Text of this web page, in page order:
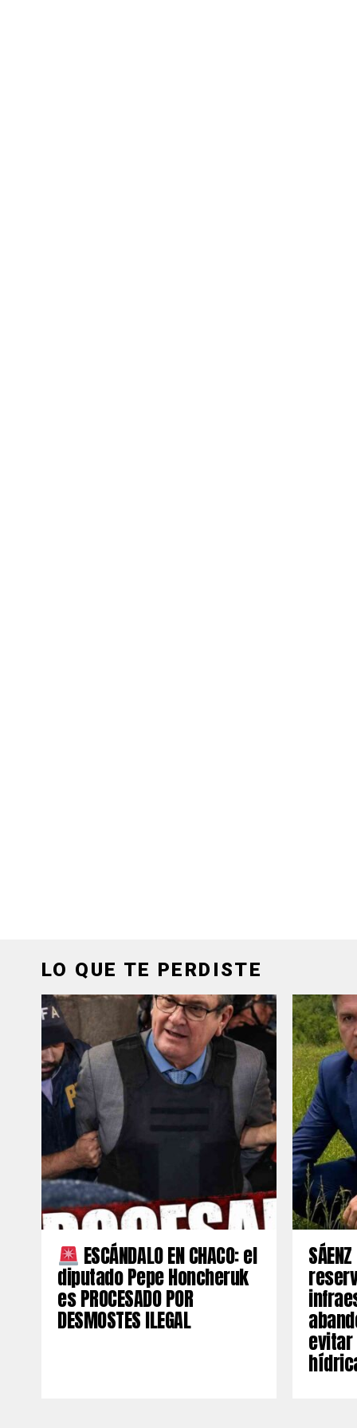
LO QUE TE PERDISTE
ESCÁNDALO EN CHACO: el
diputado Pepe Honcheruk
es PROCESADO POR
DESMOSTES ILEGAL